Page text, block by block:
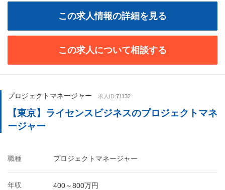
この求人情報の詳細を見る
この求人について相談する
プロジェクトマネージャー 求人ID:71132
【東京】ライセンスビジネスのプロジェクトマネ
ージャー
職種 プロジェクトマネージャー
年収 400～800万円